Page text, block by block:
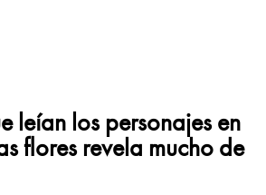
leían los personajes en
flores revela mucho de